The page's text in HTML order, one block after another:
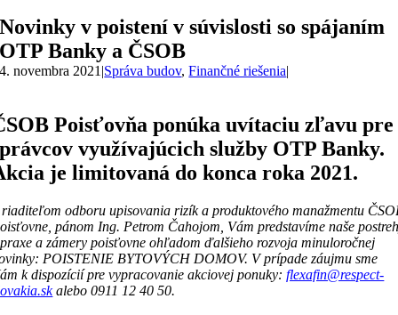
Novinky v poistení v súvislosti so spájaním
OTP Banky a ČSOB
4. novembra 2021 |Správa budov,Finančné riešenia|
Poisťovňa ponúka uvítaciu zľavu pre
využívajúcich služby OTP Banky.
je limitovaná do konca roka 2021.
odboru upisovania rizík a produktového manažmentu
pánom Ing. Petrom Čahojom, Vám predstavíme naše
a zámery poisťovne ohľadom ďalšieho rozvoja minuloročnej
POISTENIE BYTOVÝCH DOMOV. V prípade záujmu sme
k dispozícií prevypracovanie akciovej ponuky:flexafin@respect-
alebo 0911 12 40 50.